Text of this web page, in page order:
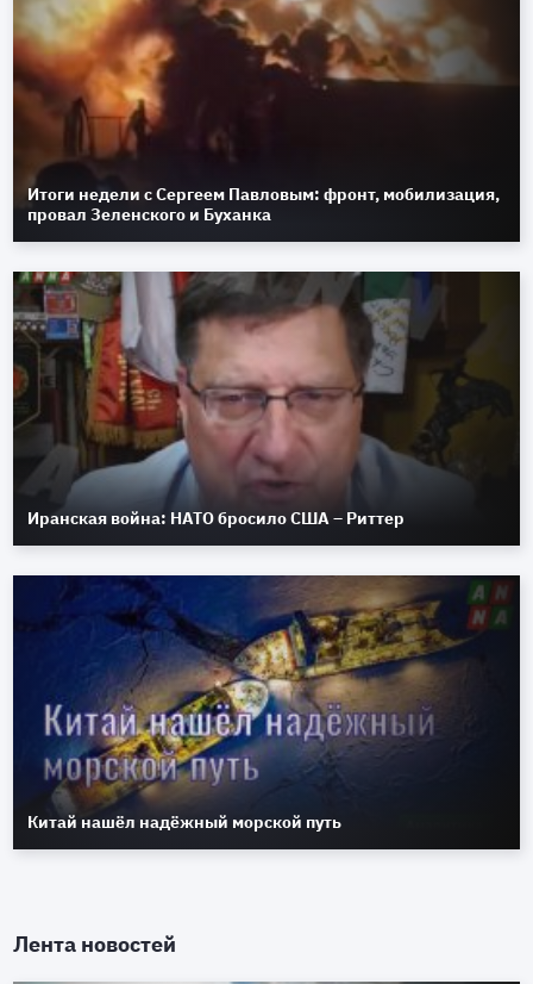
Итоги недели с Сергеем Павловым: фронт, мобилизация,
провал Зеленского и Буханка
Иранская война: НАТО бросило США – Риттер
Китай нашёл надёжный морской путь
Лента новостей